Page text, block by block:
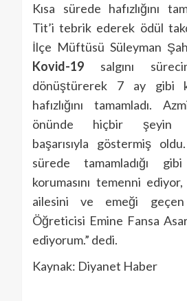
Kısa sürede hafızlığını
Tit’i tebrik ederek ödül
İlçe Müftüsü Süleyman
Kovid-19 salgını
dönüştürerek 7 ay gibi
hafızlığını tamamladı.
önünde hiçbir şeyin
başarısıyla göstermiş oldu.
sürede tamamladığı
korumasını temenni ediyor,
ailesini ve emeği
Öğreticisi Emine Fansa
ediyorum.” dedi.
Kaynak: Diyanet Haber